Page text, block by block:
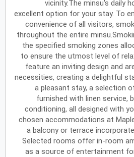
رالأربعاءخالخميس
ج الجمعةسالسبت
2027
رالأربعاءخالخميس
جالجمعةسالسبت
2027
رالأربعاءخالخميس
جالجمعةسالسبت
vicinity.The minsu's daily
excellent option for your stay. To
convenience of all visitors,
throughout the entire
the specified smoking zones
to ensure the utmost level of
feature an inviting design and
necessities, creating a delightful
a pleasant stay, a selection
furnished with linen service,
conditioning, all designed with
chosen accommodations at
a balcony or terrace
Selected rooms offer in-room
as a source of entertainment